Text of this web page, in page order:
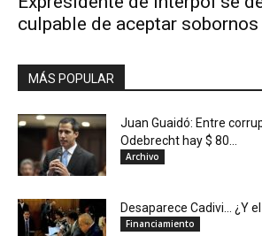
culpable de aceptar sobornos
MÁS POPULAR
Juan Guaidó: Entre
Odebrecht hay $ 80...
Archivo
Desaparece Cadivi… ¿Y
Financiamiento